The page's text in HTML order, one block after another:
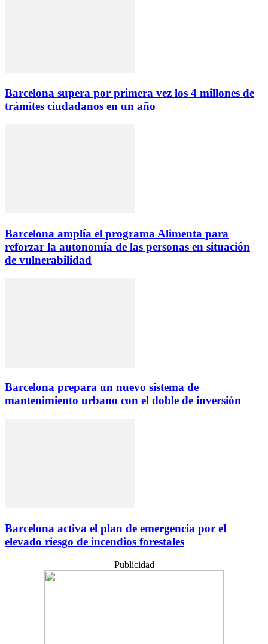
Barcelona supera por primera vez los 4 millones de
trámites ciudadanos en un año
Barcelona amplía el programa Alimenta para
reforzar la autonomía de las personas en situación
de vulnerabilidad
Barcelona prepara un nuevo sistema de
mantenimiento urbano con el doble de inversión
Barcelona activa el plan de emergencia por el
elevado riesgo de incendios forestales
Publicidad